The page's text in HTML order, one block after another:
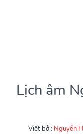
Lịch âm
Viết bởi: Nguyễn